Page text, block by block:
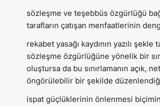
sözleşme ve teşebbüs özgürlüğü
tarafların çatışan menfaatlerinin
rekabet yasağı kaydının yazılı şekle
sözleşme özgürlüğüne yönelik bir
oluştursa da bu sınırlamanın açık,
öngörülebilir bir şekilde
ispat güçlüklerinin önlenmesi